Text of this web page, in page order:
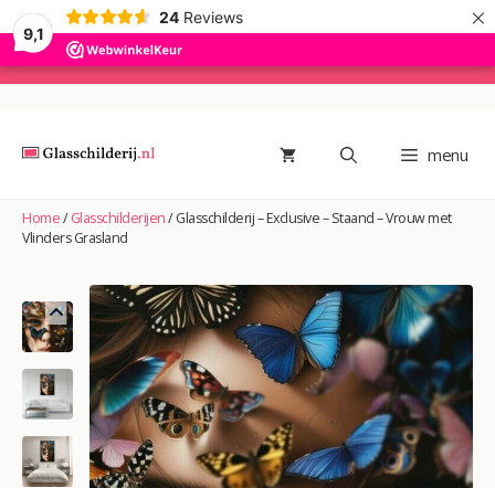
9,1
24 Reviews ×
Ga
inhoud
menu
Home/Glasschilderijen/Glasschilderij – Exclusive – Staand – Vrouw met
Vlinders Grasland